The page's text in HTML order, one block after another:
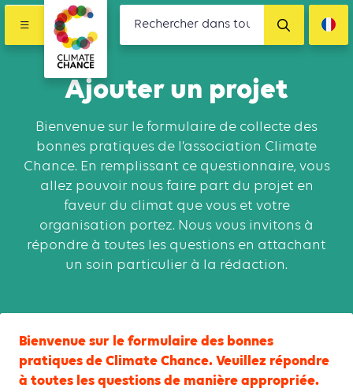
Ajouter un projet
Bienvenue sur le formulaire de collecte des
bonnes pratiques de l’association Climate
Chance. En remplissant ce questionnaire, vous
allez pouvoir nous faire part du projet en
faveur du climat que vous et votre
organisation portez. Nous vous invitons à
répondre à toutes les questions en attachant
un soin particulier à la rédaction.
Bienvenue sur le formulaire des bonnes
pratiques de Climate Chance. Veuillez répondre
à toutes les questions de manière appropriée.